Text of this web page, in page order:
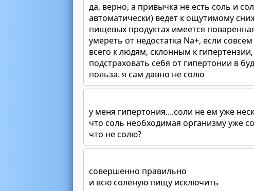
да, верно, а привычка не есть соль и
автоматически) ведет к ощутимому
пищевых продуктах имеется
умереть от недостатка Na+, если
всего к людям, склонным к
подстраховать себя от гипертонии в
польза. я сам давно не солю
у меня гипертония....соли не ем уже
что соль необходимая организму уже
что не солю?
совершенно правильно
и всю соленую пищу исключить